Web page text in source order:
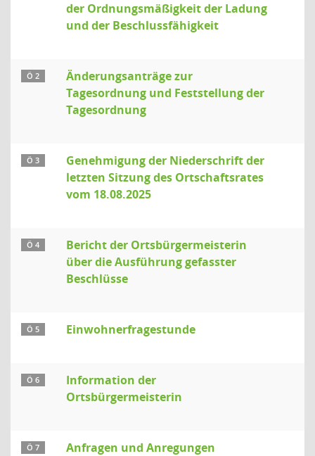
der Ordnungsmäßigkeit der Ladung
und der Beschlussfähigkeit
Ö 2
Änderungsanträge zur
Tagesordnung und Feststellung der
Tagesordnung
Ö 3
Genehmigung der Niederschrift der
letzten Sitzung des Ortschaftsrates
vom 18.08.2025
Ö 4
Bericht der Ortsbürgermeisterin
über die Ausführung gefasster
Beschlüsse
Ö 5 Einwohnerfragestunde
Ö 6
Information der
Ortsbürgermeisterin
Ö 7 Anfragen und Anregungen